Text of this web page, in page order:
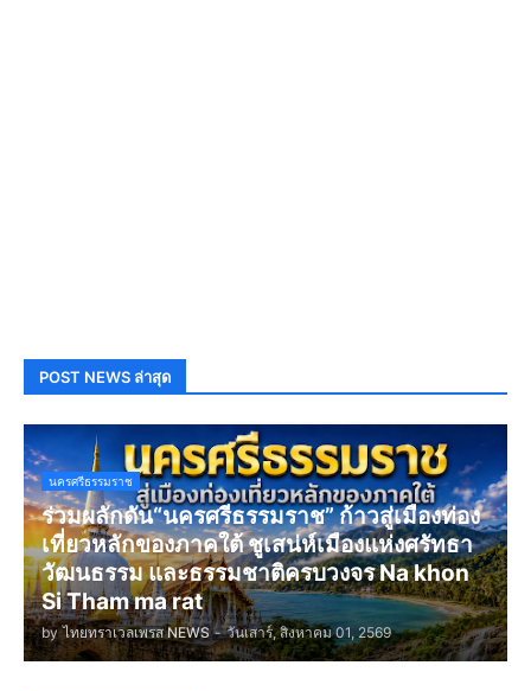
POST NEWS ล่าสุด
นครศรีธรรมราช
ร่วมผลักดัน“นครศรีธรรมราช” ก้าวสู่เมืองท่อง
เที่ยวหลักของภาคใต้ ชูเสน่ห์เมืองแห่งศรัทธา
วัฒนธรรม และธรรมชาติครบวงจร Na khon
Si Tham ma rat
by ไทยทราเวลเพรส NEWS - วันเสาร์, สิงหาคม 01, 2569